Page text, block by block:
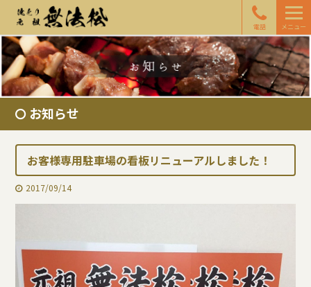
電話 メニュー
お知らせ
お客様専用駐車場の看板リニューアルしました！
2017/09/14